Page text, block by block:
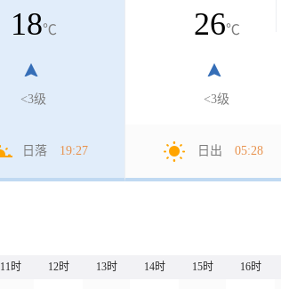
18℃
<3级
日落 19:27
26℃
<3级
日出 05:28
11时 12时 13时 14时 15时 16时